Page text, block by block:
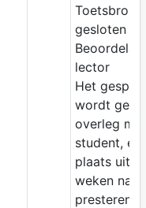
Toetsbron:
gesloten
lector
Het
wordt
overleg
student, en
plaats
weken na
presteren